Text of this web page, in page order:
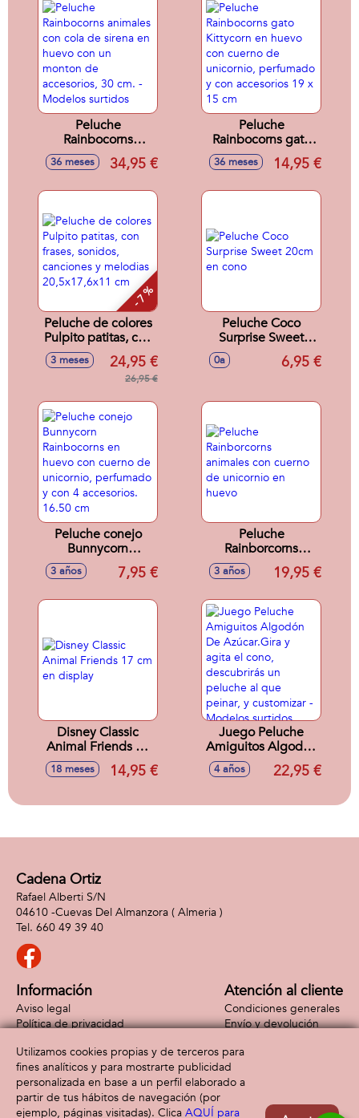
Peluche
Rainbocorns
animales con cola
de sirena en huevo
accesorios, 30 cm. -
Modelos surtidos
36 meses 34,95 €
Peluche
Rainbocorns gato
Kittycorn en huevo
con cuerno de
36 meses 14,95 €
- 7 %
Peluche de colores
Pulpito patitas, con
frases, sonidos,
canciones y
3 meses 24,95 €
26,95 €
Peluche Coco
Surprise Sweet
20cm en cono
0a 6,95 €
Peluche conejo
Bunnycorn
Rainbocorns en
huevo con cuerno
perfumado y con 4
3 años 7,95 €
Peluche
Rainborcorns
animales con
cuerno de
3 años 19,95 €
Disney Classic
Animal Friends 17
cm en display
18 meses 14,95 €
Juego Peluche
Amiguitos Algodón
De Azúcar.Gira y
agita el cono,
peluche al que
- Modelos surtidos
4 años 22,95 €
Cadena Ortiz
Rafael Alberti S/N
04610 -Cuevas Del Almanzora ( Almeria )
660 49 39 40
Información
Aviso legal
Política de privacidad
Atención al cliente
Condiciones generales
Envío y devolución
Formas de pago
Utilizamos cookies propias y de terceros para
fines analíticos y para mostrarte publicidad
personalizada en base a un perfil elaborado a
partir de tus hábitos de navegación (por
ejemplo, páginas visitadas). Clica AQUÍ para